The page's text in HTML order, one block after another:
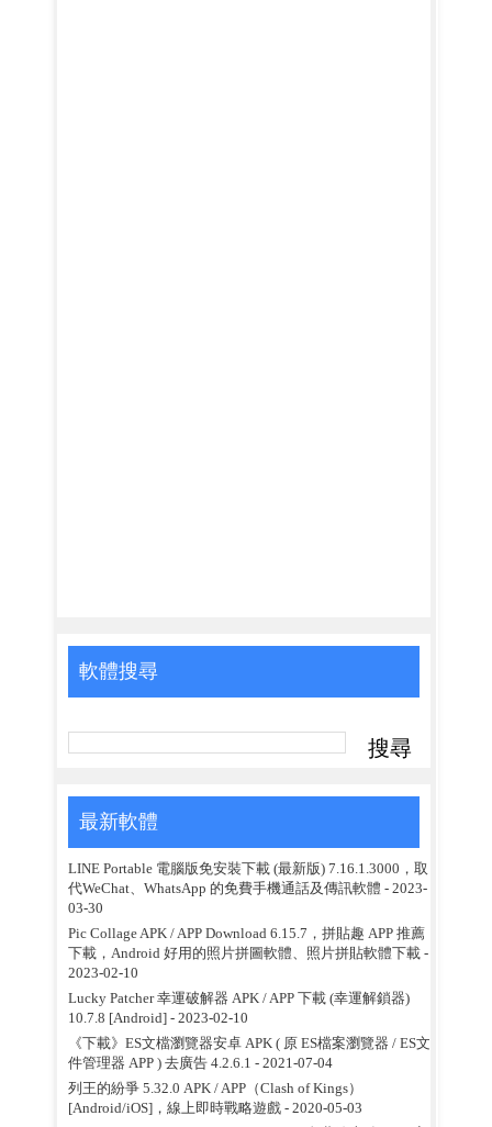
軟體搜尋
最新軟體
LINE Portable 電腦版免安裝下載 (最新版) 7.16.1.3000，取
代WeChat、WhatsApp 的免費手機通話及傳訊軟體 - 2023-
03-30
Pic Collage APK / APP Download 6.15.7，拼貼趣 APP 推薦
下載，Android 好用的照片拼圖軟體、照片拼貼軟體下載-
2023-02-10
Lucky Patcher 幸運破解器 APK / APP 下載 (幸運解鎖器)
10.7.8 [Android] - 2023-02-10
《下載》ES文檔瀏覽器安卓 APK ( 原 ES檔案瀏覽器 / ES文
件管理器 APP ) 去廣告 4.2.6.1 - 2021-07-04
列王的紛爭 5.32.0 APK / APP（Clash of Kings）
[Android/iOS]，線上即時戰略遊戲- 2020-05-03